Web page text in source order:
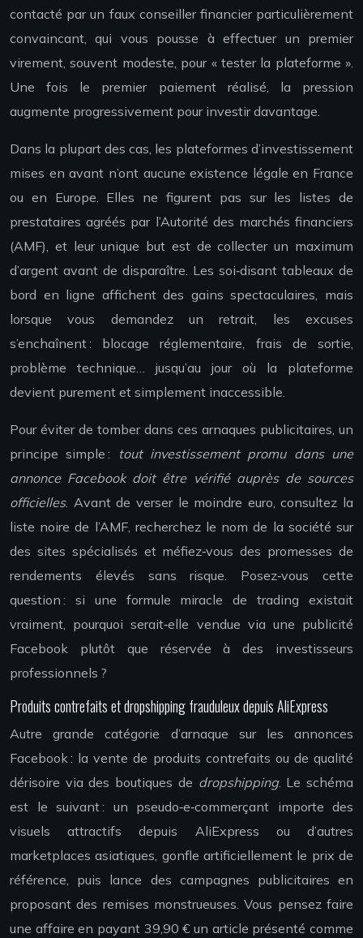
contacté par un faux conseiller financier particulièrement
convaincant, qui vous pousse à effectuer un premier
virement, souvent modeste, pour « tester la plateforme ».
Une fois le premier paiement réalisé, la pression
augmente progressivement pour investir davantage.
Dans la plupart des cas, les plateformes d’investissement
mises en avant n’ont aucune existence légale en France
ou en Europe. Elles ne figurent pas sur les listes de
prestataires agréés par l’Autorité des marchés financiers
(AMF), et leur unique but est de collecter un maximum
d’argent avant de disparaître. Les soi‑disant tableaux de
bord en ligne affichent des gains spectaculaires, mais
lorsque vous demandez un retrait, les excuses
s’enchaînent : blocage réglementaire, frais de sortie,
problème technique… jusqu’au jour où la plateforme
devient purement et simplement inaccessible.
Pour éviter de tomber dans ces arnaques publicitaires, un
principe simple :
tout investissement promu dans une
annonce Facebook doit être vérifié auprès de sources
officielles. Avant de verser le moindre euro, consultez la
liste noire de l’AMF, recherchez le nom de la société sur
des sites spécialisés et méfiez‑vous des promesses de
rendements élevés sans risque. Posez‑vous cette
question : si une formule miracle de trading existait
vraiment, pourquoi serait‑elle vendue via une publicité
Facebook plutôt que réservée à des investisseurs
professionnels ?
Produits contrefaits et dropshipping frauduleux depuis AliExpress
Autre grande catégorie d’arnaque sur les annonces
Facebook : la vente de produits contrefaits ou de qualité
dérisoire via des boutiques de dropshipping. Le schéma
est le suivant : un pseudo‑e‑commerçant importe des
visuels attractifs depuis AliExpress ou d’autres
marketplaces asiatiques, gonfle artificiellement le prix de
référence, puis lance des campagnes publicitaires en
proposant des remises monstrueuses. Vous pensez faire
une affaire en payant 39,90 € un article présenté comme